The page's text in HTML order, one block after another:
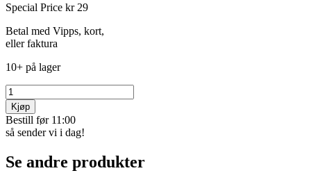
Special Price kr 29
Betal med Vipps, kort,
eller faktura
10+ på lager
Kjøp
Bestill før 11:00
så sender vi i dag!
Se andre produkter